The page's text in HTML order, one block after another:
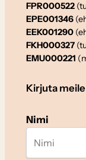
FPR000522
EPE001346
EEK001290
FKH000327
EMU000221
Kirjuta meile
Nimi